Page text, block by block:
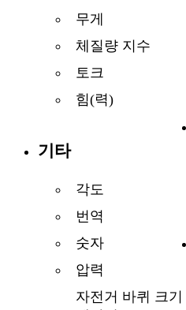
무게
체질량 지수
토크
힘(력)
기타
각도
번역
숫자
압력
자전거 바퀴 크기